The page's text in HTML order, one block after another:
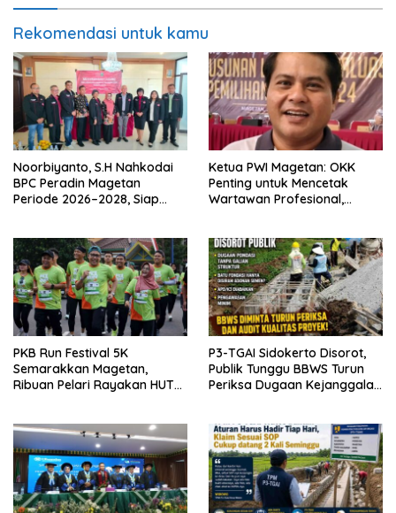
Rekomendasi untuk kamu
Noorbiyanto, S.H Nahkodai
BPC Peradin Magetan
Periode 2026–2028, Siap
Ketua PWI Magetan: OKK
Penting untuk Mencetak
Wartawan Profesional,
PKB Run Festival 5K
Semarakkan Magetan,
Ribuan Pelari Rayakan HUT
P3-TGAI Sidokerto Disorot,
Publik Tunggu BBWS Turun
Periksa Dugaan Kejanggalan